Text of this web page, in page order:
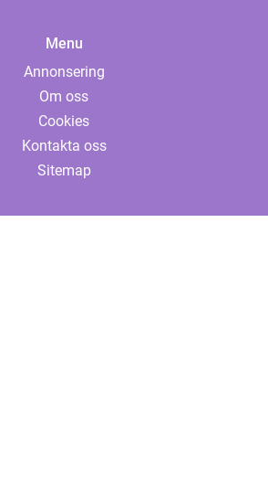
Menu
Annonsering
Om oss
Cookies
Kontakta oss
Sitemap